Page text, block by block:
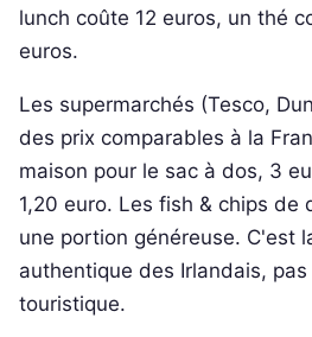
lunch coûte 12 euros, un thé
euros.
Les supermarchés (Tesco,
des prix comparables à la
maison pour le sac à dos, 3
1,20 euro. Les fish & chips de
une portion généreuse. C'est
authentique des Irlandais,
touristique.